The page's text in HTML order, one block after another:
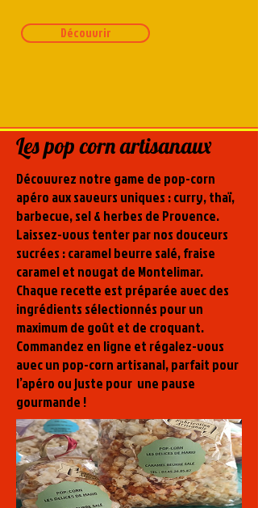
Découvrir
Les pop corn artisanaux
Découvrez notre game de pop-corn
apéro aux saveurs uniques : curry, thaï,
barbecue, sel & herbes de Provence.
Laissez-vous tenter par nos douceurs
sucrées : caramel beurre salé, fraise
caramel et nougat de Montelimar.
Chaque recette est préparée avec des
ingrédients sélectionnés pour un
maximum de goût et de croquant.
Commandez en ligne et régalez-vous
avec un pop-corn artisanal, parfait pour
l’apéro ou juste pour une pause
gourmande !